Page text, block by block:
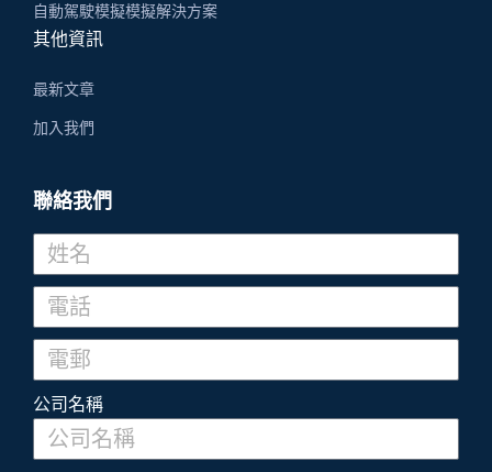
自動駕駛模擬模擬解決方案
其他資訊
最新文章
加入我們
聯絡我們
公司名稱